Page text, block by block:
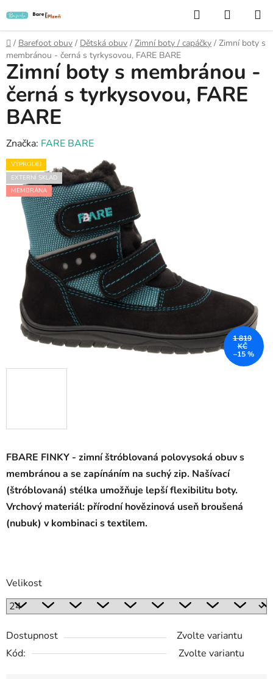
na
obsah
Hledat
KOŠÍK
Domů
/ Barefoot obuv / Dětská obuv / Zimní boty / capáčky / Zimní boty s
membránou - černá s tyrkysovou, FARE BARE
FBARE FINKY - zimní štróblovaná polovysoká obuv s
membránou a se zapínáním na suchý zip. Našívací
(štróblovaná) stélka umožňuje lepší flexibilitu boty.
Vrchový materiál: přírodní hovězinová useň broušená
(nubuk) v kombinaci s textilem.
Velikost
Dostupnost
Zvolte variantu
Kód:
Zvolte variantu
Zimní boty s membránou -
černá s tyrkysovou, FARE
BARE
Značka: FARE BARE
VÝPRODEJ
EXTERNÍ SKLAD
MEMBRÁNA
1 819
KČ
–15 %